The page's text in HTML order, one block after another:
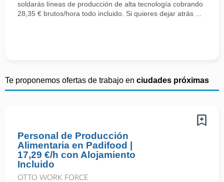
soldarás líneas de producción de alta tecnología cobrando
28,35 € brutos/hora todo incluido. Si quieres dejar atrás ...
Te proponemos ofertas de trabajo en ciudades próximas
Personal de Producción
Alimentaria en Padifood |
17,29 €/h con Alojamiento
Incluido
OTTO WORK FORCE